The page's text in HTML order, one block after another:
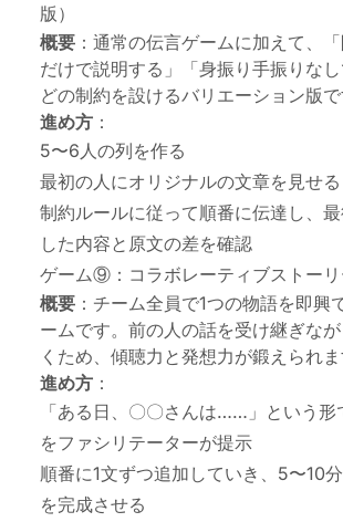
版）
概要 ：通常の伝言ゲームに加えて、
だけで説明する」「身振り手振りな
どの制約を設けるバリエーション版で
進め方 ：
5〜6人の列を作る
最初の人にオリジナルの文章を見せる
制約ルールに従って順番に伝達し、
した内容と原文の差を確認
ゲーム⑨：コラボレーティブストー
概要 ：チーム全員で1つの物語を即興
ームです。前の人の話を受け継ぎな
くため、傾聴力と発想力が鍛えられま
進め方 ：
「ある日、〇〇さんは……」という形
をファシリテーターが提示
順番に1文ずつ追加していき、5〜10
を完成させる